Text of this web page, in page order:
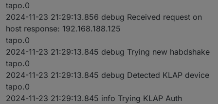
tapo.0
2024-11-23 21:29:13.856 debug Received request on
host response: 192.168.188.125
tapo.0
2024-11-23 21:29:13.845 debug Trying new habdshake
tapo.0
2024-11-23 21:29:13.845 debug Detected KLAP device
tapo.0
2024-11-23 21:29:13.845 info Trying KLAP Auth